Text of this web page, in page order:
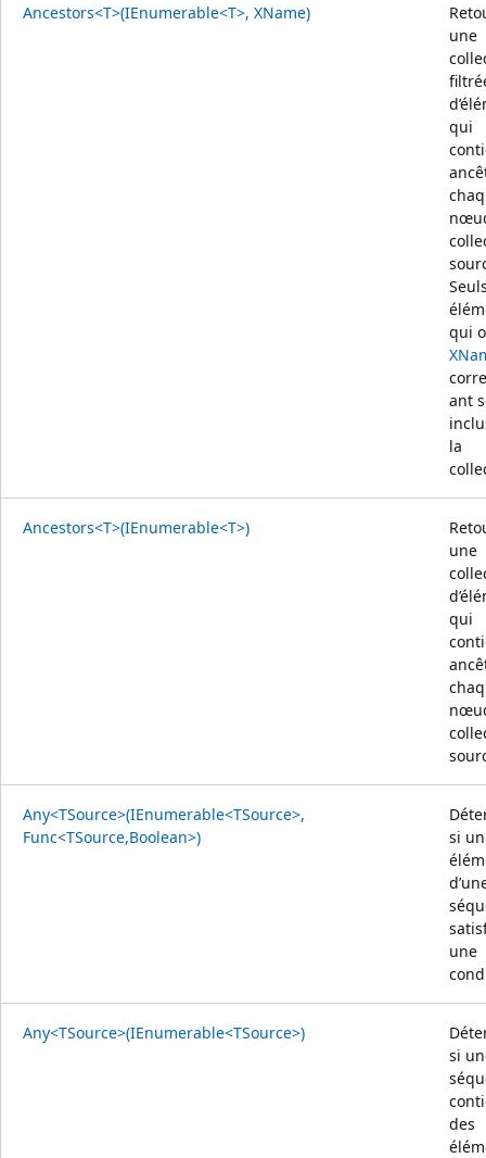
Ancestors<T>(IEnumerable<T>, XName)
une
qui
qui
ant
la
Ancestors<T>(IEnumerable<T>)
une
qui
Any<TSource>(IEnumerable<TSource>,
Func<TSource,Boolean>)
si un
une
Any<TSource>(IEnumerable<TSource>)
si
des